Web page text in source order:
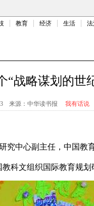
教育 经济 生活
“战略谋划的世
来源：中华读书报 我有话说
究中心副主任，中国教
科文组织国际教育规